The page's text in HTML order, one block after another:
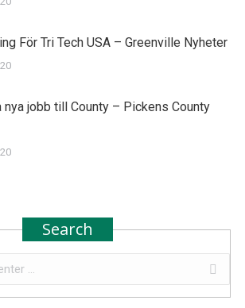
För Tri Tech USA – Greenville Nyheter
nya jobb till County – Pickens County
Search